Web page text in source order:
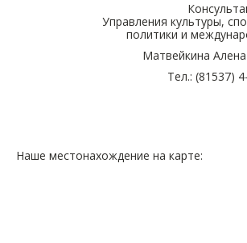
Управления культуры,
политики и
Матвейкина
Тел.: (81537)
Наше местонахождение на карте: